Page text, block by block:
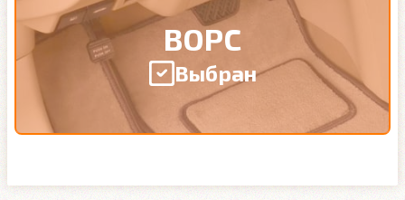
ВОРС
Выбран